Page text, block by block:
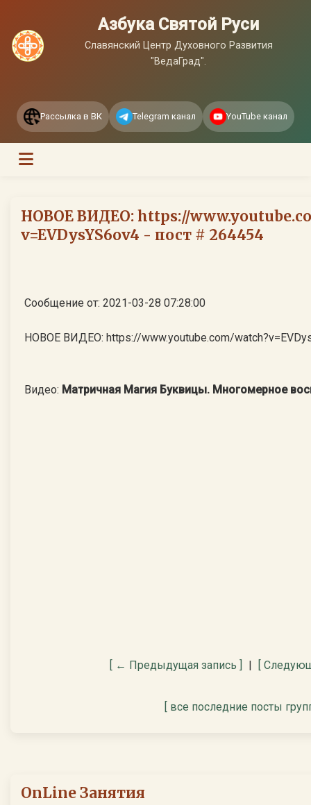
Азбука Святой Руси
Славянский Центр Духовного Развития
"ВедаГрад".
Рассылка в ВК Telegram канал YouTube канал
НОВОЕ ВИДЕО: https://
v=EVDysYS6ov4 - пост # 264454
Сообщение от: 2021-03-28 07:28:00
НОВОЕ ВИДЕО: https://www.youtube.com/
Видео: Матричная Магия Буквицы. Многомерное
[ ← Предыдущая запись ] | [
[ все последние посты
OnLine Занятия